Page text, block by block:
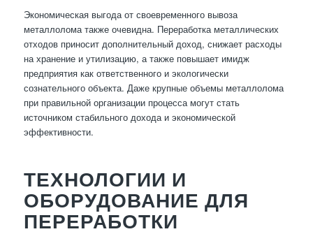
Экономическая выгода от своевременного вывоза
металлолома также очевидна. Переработка металлических
отходов приносит дополнительный доход, снижает расходы
на хранение и утилизацию, а также повышает имидж
предприятия как ответственного и экологически
сознательного объекта. Даже крупные объемы металлолома
при правильной организации процесса могут стать
источником стабильного дохода и экономической
эффективности.
ТЕХНОЛОГИИ И
ОБОРУДОВАНИЕ ДЛЯ
ПЕРЕРАБОТКИ